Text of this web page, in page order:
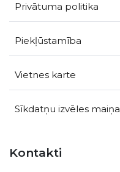
Privātuma politika
Piekļūstamība
Vietnes karte
Sīkdatņu izvēles maiņa
Kontakti